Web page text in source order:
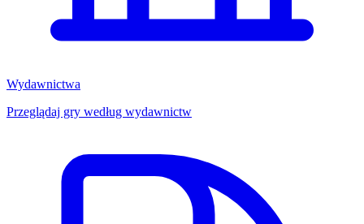
Wydawnictwa
Przeglądaj gry według wydawnictw